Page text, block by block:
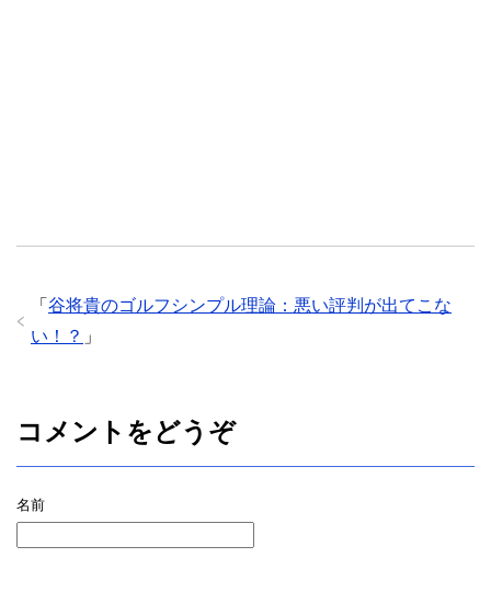
「 谷将貴のゴルフシンプル理論：悪い評判が出てこな
い！？ 」
コメントをどうぞ
名前